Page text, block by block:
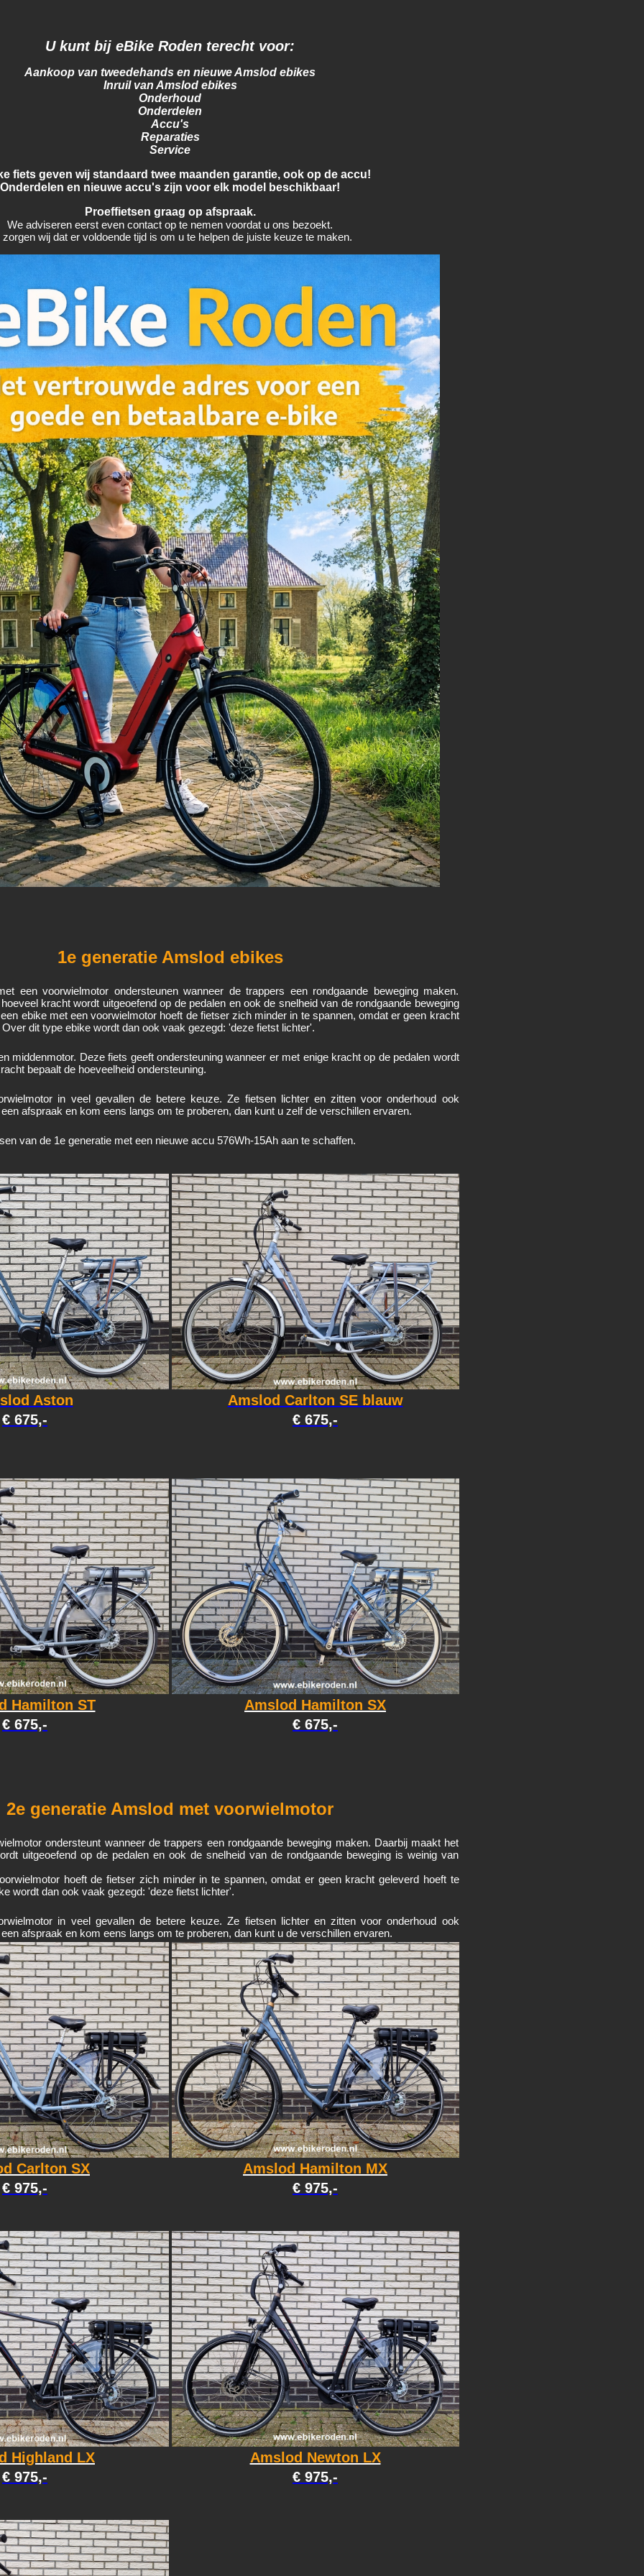
U kunt bij eBike Roden terecht voor:
Aankoop van tweedehands en nieuwe Amslod ebikes
Inruil van Amslod ebikes
Onderhoud
Onderdelen
Accu's
Reparaties
Service
fiets geven wij standaard twee maanden garantie, ook op de accu!
Onderdelen en nieuwe accu's zijn voor elk model beschikbaar!
Proeffietsen graag op afspraak.
We adviseren eerst even contact op te nemen voordat u ons bezoekt.
zorgen wij dat er voldoende tijd is om u te helpen de juiste keuze te maken.
1e generatie Amslod ebikes
een voorwielmotor ondersteunen wanneer de trappers een rondgaande beweging maken.
kracht wordt uitgeoefend op de pedalen en ook de snelheid van de rondgaande beweging
ebike met een voorwielmotor hoeft de fietser zich minder in te spannen, omdat er geen kracht
dit type ebike wordt dan ook vaak gezegd: 'deze fietst lichter'.
middenmotor. Deze fiets geeft ondersteuning wanneer er met enige kracht op de pedalen wordt
bepaalt de hoeveelheid ondersteuning.
in veel gevallen de betere keuze. Ze fietsen lichter en zitten voor onderhoud ook
afspraak en kom eens langs om te proberen, dan kunt u zelf de verschillen ervaren.
van de 1e generatie met een nieuwe accu 576Wh-15Ah aan te schaffen.
Aston
Amslod Carlton SE blauw
€ 675,-
€ 675,-
Hamilton ST
Amslod Hamilton SX
€ 675,-
€ 675,-
2e generatie Amslod met voorwielmotor
ondersteunt wanneer de trappers een rondgaande beweging maken. Daarbij maakt het
uitgeoefend op de pedalen en ook de snelheid van de rondgaande beweging is weinig van
hoeft de fietser zich minder in te spannen, omdat er geen kracht geleverd hoeft te
wordt dan ook vaak gezegd: 'deze fietst lichter'.
in veel gevallen de betere keuze. Ze fietsen lichter en zitten voor onderhoud ook
afspraak en kom eens langs om te proberen, dan kunt u de verschillen ervaren.
Carlton SX
Amslod Hamilton MX
€ 975,-
€ 975,-
Highland LX
Amslod Newton LX
€ 975,-
€ 975,-